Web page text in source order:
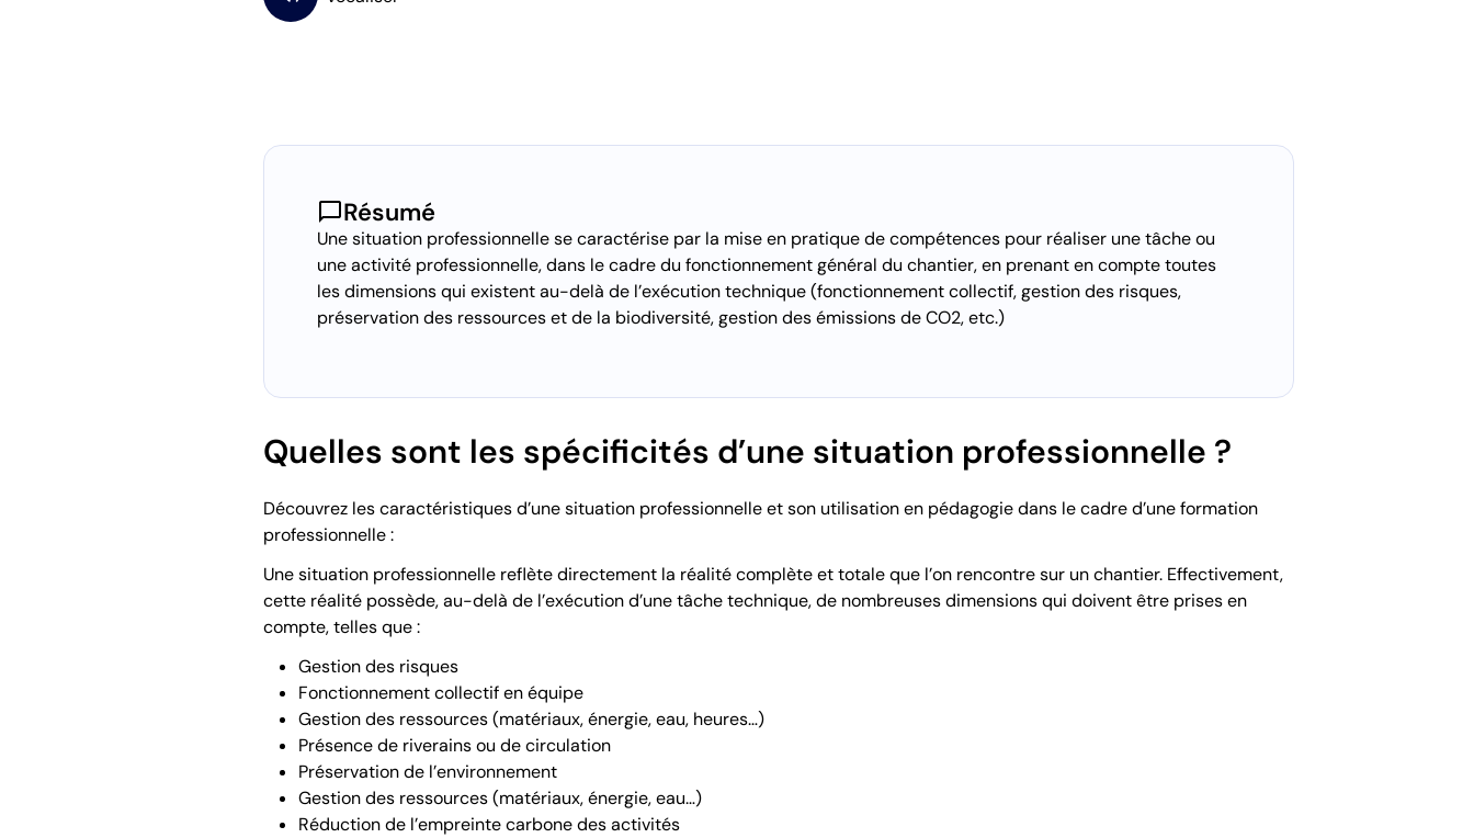
chat_bubbleRésumé
Une situation professionnelle se caractérise par la mise en pratique de compétences pour réaliser une tâche ou
une activité professionnelle, dans le cadre du fonctionnement général du chantier, en prenant en compte toutes
les dimensions qui existent au-delà de l’exécution technique (fonctionnement collectif, gestion des risques,
préservation des ressources et de la biodiversité, gestion des émissions de CO2, etc.)
Quelles sont les spécificités d’une situation professionnelle ?
Découvrez les caractéristiques d’une situation professionnelle et son utilisation en pédagogie dans le cadre d’une formation
professionnelle :
Une situation professionnelle reflète directement la réalité complète et totale que l’on rencontre sur un chantier. Effectivement,
cette réalité possède, au-delà de l’exécution d’une tâche technique, de nombreuses dimensions qui doivent être prises en
compte, telles que :
Gestion des risques
Fonctionnement collectif en équipe
Gestion des ressources (matériaux, énergie, eau, heures…)
Présence de riverains ou de circulation
Préservation de l’environnement
Gestion des ressources (matériaux, énergie, eau…)
Réduction de l’empreinte carbone des activités